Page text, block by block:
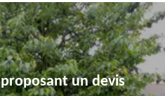
un devis